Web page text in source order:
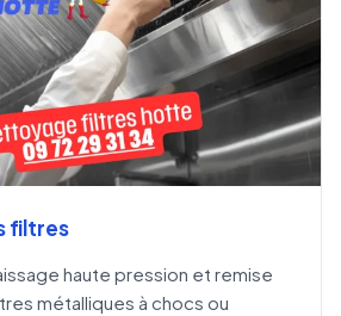
filtres
haute pression et remise
métalliques à chocs ou